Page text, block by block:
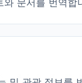
와 문서를 번역합